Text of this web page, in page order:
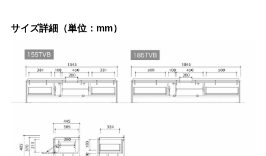
サイズ詳細（単位：mm）